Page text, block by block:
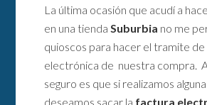
La última ocasión que acudí a
en una tienda Suburbia no me
quioscos para hacer el tramite
electrónica de nuestra compra.
seguro es que si realizamos
deseamos sacar la factura